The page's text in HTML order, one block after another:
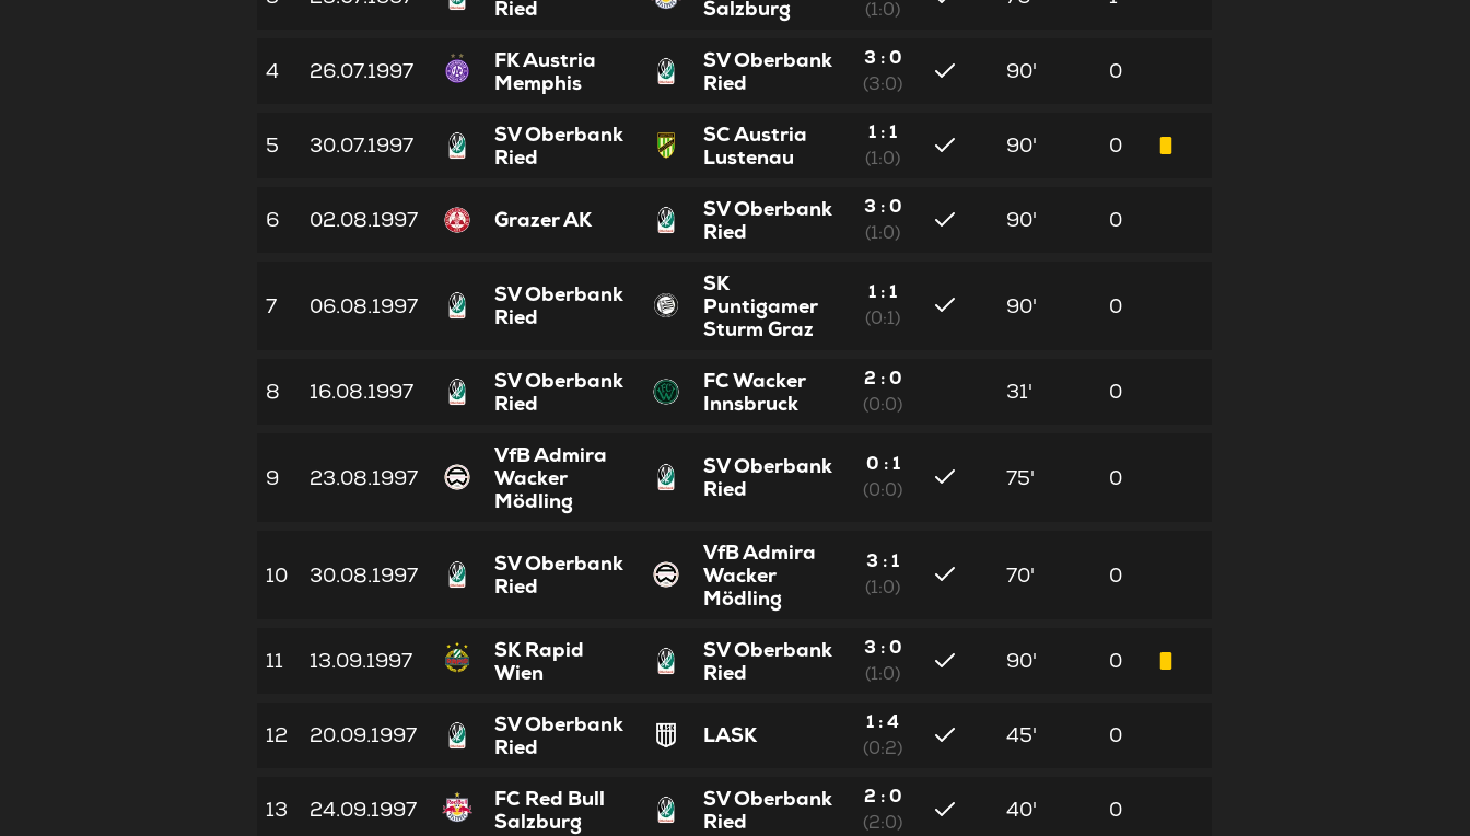
Ried
Salzburg
(1:0)
4 26.07.1997
FK Austria
Memphis
SV Oberbank
Ried
3 : 0
(3:0)
90' 0
5 30.07.1997
SV Oberbank
Ried
SC Austria
Lustenau
1 : 1
(1:0)
90' 0
6 02.08.1997 Grazer AK
SV Oberbank
Ried
3 : 0
(1:0)
90' 0
7 06.08.1997
SV Oberbank
Ried
SK
Puntigamer
Sturm Graz
1 : 1
(0:1)
90' 0
8 16.08.1997
SV Oberbank
Ried
FC Wacker
Innsbruck
2 : 0
(0:0)
31' 0
9 23.08.1997
VfB Admira
Wacker
Mödling
SV Oberbank
Ried
0 : 1
(0:0)
75' 0
10 30.08.1997
SV Oberbank
Ried
VfB Admira
Wacker
Mödling
3 : 1
(1:0)
70' 0
11 13.09.1997
SK Rapid
Wien
SV Oberbank
Ried
3 : 0
(1:0)
90' 0
12 20.09.1997
SV Oberbank
Ried
LASK
1 : 4
(0:2)
45' 0
13 24.09.1997
FC Red Bull
Salzburg
SV Oberbank
Ried
2 : 0
(2:0)
40' 0